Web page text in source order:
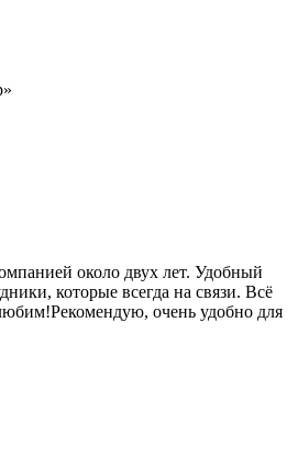
около двух лет. Удобный
которые всегда на связи. Всё
очень удобно для